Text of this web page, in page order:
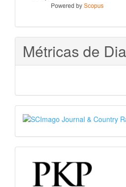
Métricas de
SJR
PKP